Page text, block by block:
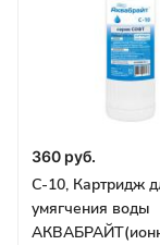
360 руб.
С-10, Картридж
умягчения воды